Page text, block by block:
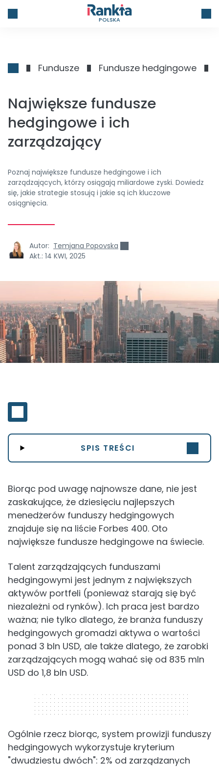
POLSKA
Fundusze Fundusze hedgingowe
Największe fundusze
hedgingowe i ich
zarządzający
Poznaj największe fundusze hedgingowe i ich
zarządzających, którzy osiągają miliardowe zyski. Dowiedz
się, jakie strategie stosują i jakie są ich kluczowe
osiągnięcia.
Autor: Temjana Popovska
Akt.: 14 KWI, 2025
SPIS TREŚCI
Biorąc pod uwagę najnowsze dane, nie jest
zaskakujące, że dziesięciu najlepszych
menedżerów funduszy hedgingowych
znajduje się na liście Forbes 400. Oto
największe fundusze hedgingowe na świecie.
Talent zarządzających funduszami
hedgingowymi jest jednym z największych
aktywów portfeli (ponieważ starają się być
niezależni od rynków). Ich praca jest bardzo
ważna; nie tylko dlatego, że branża funduszy
hedgingowych gromadzi aktywa o wartości
ponad 3 bln USD, ale także dlatego, że zarobki
zarządzających mogą wahać się od 835 mln
USD do 1,8 bln USD.
320 x 50
Ogólnie rzecz biorąc, system prowizji funduszy
hedgingowych wykorzystuje kryterium
"dwudziestu dwóch": 2% od zarządzanych